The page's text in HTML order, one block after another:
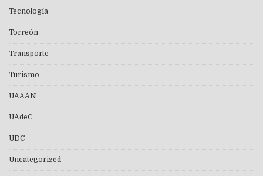
Tecnología
Torreón
Transporte
Turismo
UAAAN
UAdeC
UDC
Uncategorized